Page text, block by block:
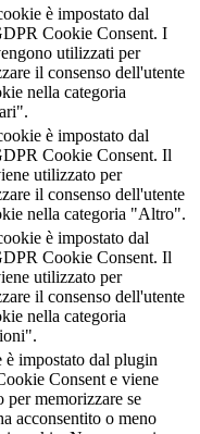
è impostato dal
Cookie Consent. I
utilizzati per
il consenso dell'utente
nella categoria
è impostato dal
Cookie Consent. Il
utilizzato per
il consenso dell'utente
nella categoria "Altro".
è impostato dal
Cookie Consent. Il
utilizzato per
il consenso dell'utente
nella categoria
è impostato dal plugin
Consent e viene
per memorizzare se
acconsentito o meno